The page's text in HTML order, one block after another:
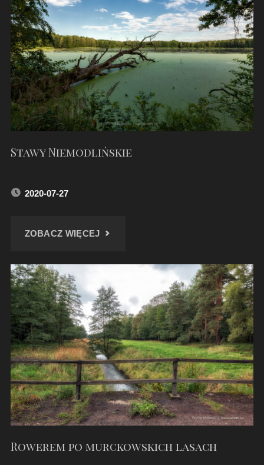
DO
KRUPSKIEGO
MŁYNA
I
ŻĘDOWIC"
Stawy Niemodlińskie
2020-07-27
ZOBACZ WIĘCEJ"STAWY
Rowerem po murckowskich lasach